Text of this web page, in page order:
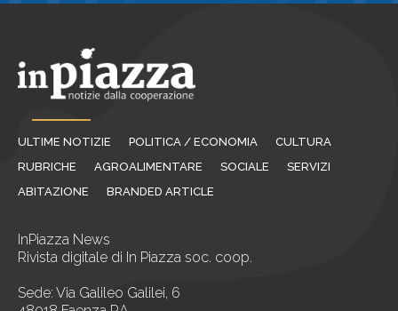
ULTIME NOTIZIE POLITICA / ECONOMIA
CULTURA
RUBRICHE
AGROALIMENTARE SOCIALE
SERVIZI
ABITAZIONE
BRANDED ARTICLE
InPiazza News
Rivista digitale di In Piazza soc. coop.
Sede: Via Galileo Galilei, 6